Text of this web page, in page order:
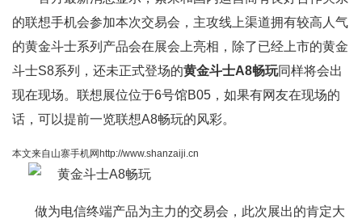
的联想手机会参加本次交易会，主攻线上渠道拥有较高人气
的黄金斗士系列产品会在展会上亮相，除了已经上市的黄金
斗士S8系列，还未正式登场的黄金斗士A8畅玩同样将会出
现在现场。联想展位位于6号馆B05，如果有网友在现场的
话，可以提前一览联想A8畅玩的风彩。
本文来自山寨手机网http://www.shanzaiji.cn
做为电信终端产品为主力的交易会，此次展出的肯定大